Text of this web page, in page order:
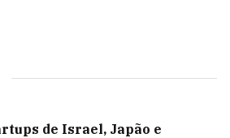
de Israel, Japão e